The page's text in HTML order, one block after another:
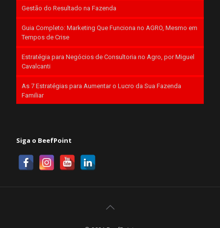
Gestão do Resultado na Fazenda
Guia Completo: Marketing Que Funciona no AGRO, Mesmo em
Tempos de Crise
Estratégia para Negócios de Consultoria no Agro, por Miguel
Cavalcanti
As 7 Estratégias para Aumentar o Lucro da Sua Fazenda
Familiar
Siga o BeefPoint